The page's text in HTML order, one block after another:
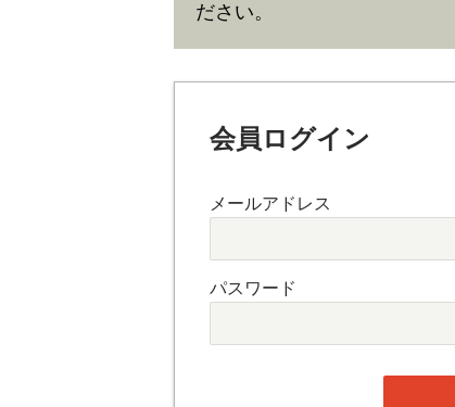
ださい。
会員ログイン
メールアドレス
パスワード